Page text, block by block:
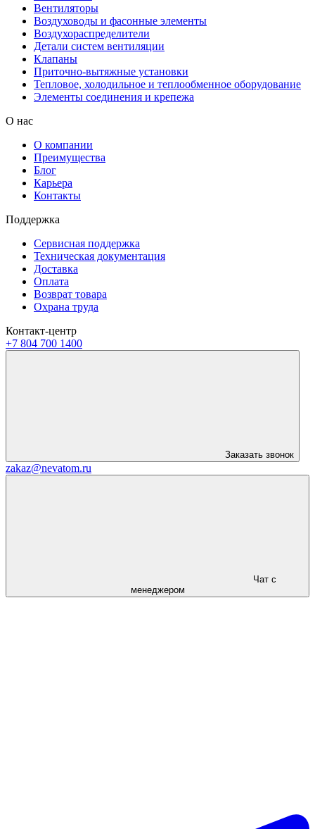
Вентиляторы
Воздуховоды и фасонные элементы
Воздухораспределители
Детали систем вентиляции
Клапаны
Приточно-вытяжные установки
Тепловое, холодильное и теплообменное оборудование
Элементы соединения и крепежа
О нас
О компании
Преимущества
Блог
Карьера
Контакты
Поддержка
Сервисная поддержка
Техническая документация
Доставка
Оплата
Возврат товара
Охрана труда
Контакт-центр
+7 804 700 1400
Заказать звонок
zakaz@nevatom.ru
Чат с
менеджером